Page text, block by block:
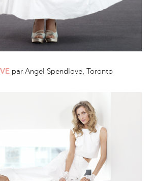
par Angel Spendlove, Toronto